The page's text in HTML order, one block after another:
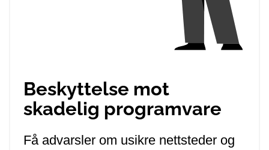
Beskyttelse mot
skadelig programvare
Få advarsler om usikre nettsteder og